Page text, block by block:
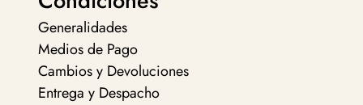
Generalidades
Medios de Pago
Cambios y Devoluciones
Entrega y Despacho